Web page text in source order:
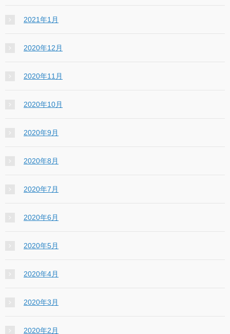
2021年1月
2020年12月
2020年11月
2020年10月
2020年9月
2020年8月
2020年7月
2020年6月
2020年5月
2020年4月
2020年3月
2020年2月